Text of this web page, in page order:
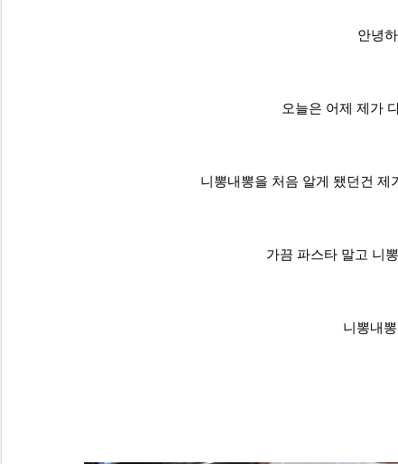
안녕
오늘은 어제 제가
니뽕내뽕을 처음 알게 됐던건 제
가끔 파스타 말고 니
니뽕내